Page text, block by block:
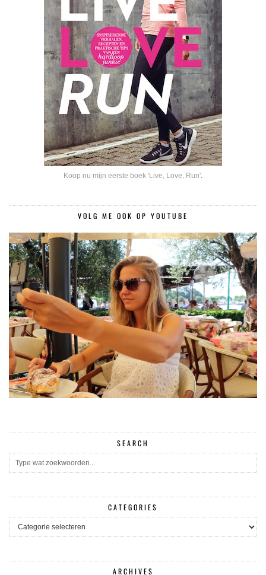
Koop nu mijn eerste boek 'Live, Love, Run'.
VOLG ME OOK OP YOUTUBE
SEARCH
CATEGORIES
CATEGORIES
ARCHIVES